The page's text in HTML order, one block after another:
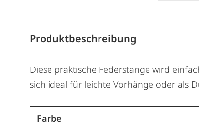
Produktbeschreibung
Diese praktische Federstange wird
sich ideal für leichte Vorhänge oder als
Farbe